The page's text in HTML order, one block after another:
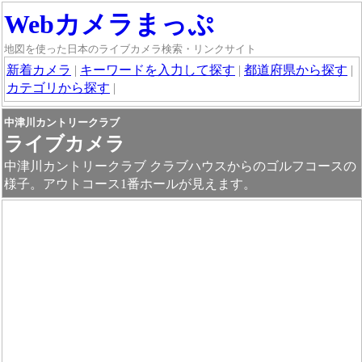
Webカメラまっぷ
地図を使った日本のライブカメラ検索・リンクサイト
新着カメラ | キーワードを入力して探す | 都道府県から探す |
カテゴリから探す |
中津川カントリークラブ
ライブカメラ
中津川カントリークラブ クラブハウスからのゴルフコースの
様子。アウトコース1番ホールが見えます。